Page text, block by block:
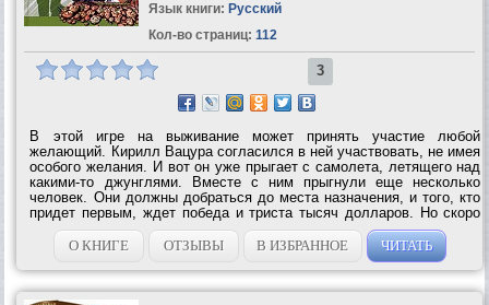
Язык книги: Русский
Кол-во страниц: 112
3
В этой игре на выживание может принять участие любой
желающий. Кирилл Вацура согласился в ней участвовать, не имея
особого желания. И вот он уже прыгает с самолета, летящего над
какими-то джунглями. Вместе с ним прыгнули еще несколько
человек. Они должны добраться до места назначения, и того, кто
придет первым, ждет победа и триста тысяч долларов. Но скоро
оказалось: главное в игре не победить, а выжить. И каждый шаг
таит смертельную...
О КНИГЕ ОТЗЫВЫ В ИЗБРАННОЕ ЧИТАТЬ